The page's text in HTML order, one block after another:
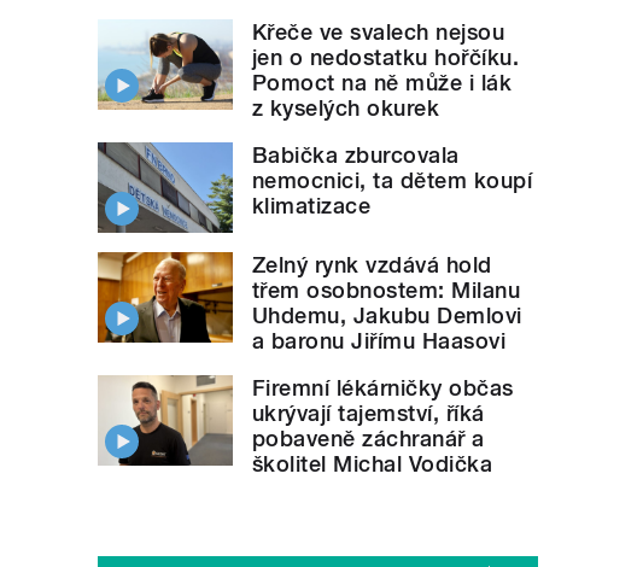
Křeče ve svalech nejsou
jen o nedostatku hořčíku.
Pomoct na ně může i lák
z kyselých okurek
Babička zburcovala
nemocnici, ta dětem koupí
klimatizace
Zelný rynk vzdává hold
třem osobnostem: Milanu
Uhdemu, Jakubu Demlovi
a baronu Jiřímu Haasovi
Firemní lékárničky občas
ukrývají tajemství, říká
pobaveně záchranář a
školitel Michal Vodička